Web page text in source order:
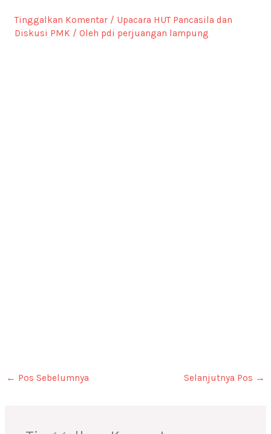
Tinggalkan Komentar / Upacara HUT Pancasila dan
Diskusi PMK / Oleh pdi perjuangan lampung
← Pos Sebelumnya Selanjutnya Pos →